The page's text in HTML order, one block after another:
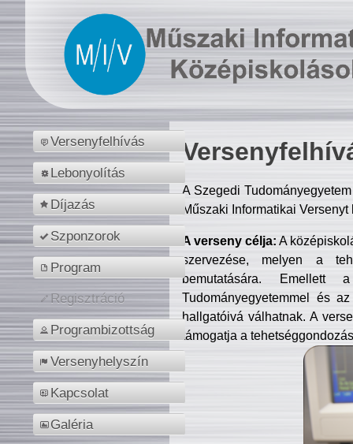
Versenyfelhívás
Lebonyolítás
Díjazás
Szponzorok
Program
Regisztráció
Programbizottság
Versenyhelyszín
Kapcsolat
Galéria
A Szegedi
Műszaki Informatikai
A verseny célja: A
szervezése, melyen a
bemutatására. Emellett
Tudományegyetemmel és
hallgatóivá válhatnak. A
támogatja a